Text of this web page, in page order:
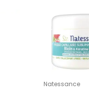
Natessance